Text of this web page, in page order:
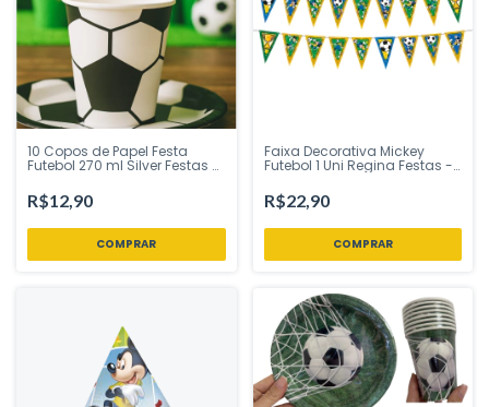
10 Copos de Papel Festa
Futebol 270 ml Silver Festas -
R$12,90
Faixa Decorativa Mickey
Futebol 1 Uni Regina Festas -
R$22,90